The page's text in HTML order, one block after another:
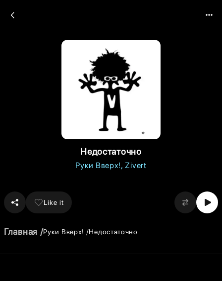
Недостаточно
Руки Вверх! Zivert
Like it
Главная Руки Вверх! Недостаточно